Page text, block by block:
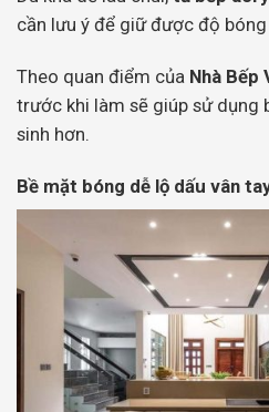
cần lưu ý để giữ được độ
Theo quan điểm của Nhà Bếp
trước khi làm sẽ giúp sử dụng
sinh hơn.
Bề mặt bóng dễ lộ dấu vân